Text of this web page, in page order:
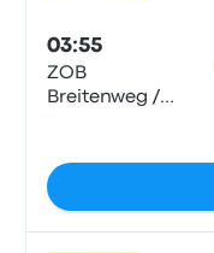
03:55
ZOB
Breitenweg /